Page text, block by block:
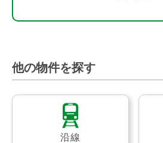
他の物件を探す
沿線